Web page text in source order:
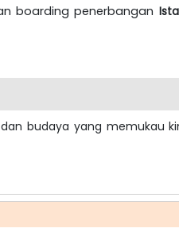
boarding penerbangan
budaya yang memukau